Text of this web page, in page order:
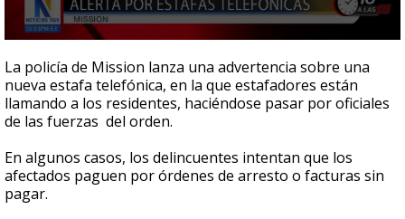
seconds
of
31
seconds
La policía de Mission lanza una advertencia sobre una
nueva estafa telefónica, en la que estafadores están
llamando a los residentes, haciéndose pasar por oficiales
de las fuerzas del orden.
En algunos casos, los delincuentes intentan que los
afectados paguen por órdenes de arresto o facturas sin
pagar.